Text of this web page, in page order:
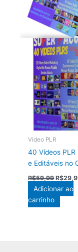
Video PLR
40 Vídeos PLR
e Editáveis no
R$59,99O
preço
original
R$
Adicionar ao
carrinho